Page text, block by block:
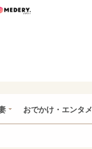
まい肉
おでかけ・エンタメ